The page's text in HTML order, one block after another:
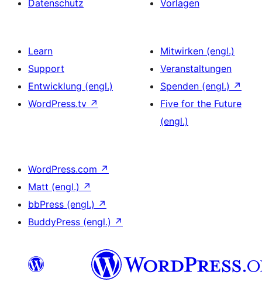
Datenschutz
Vorlagen
Learn
Support
Entwicklung (engl.)
WordPress.tv ↗
Mitwirken (engl.)
Veranstaltungen
Spenden (engl.) ↗
Five for the Future
(engl.)
WordPress.com ↗
Matt (engl.) ↗
bbPress (engl.) ↗
BuddyPress (engl.) ↗